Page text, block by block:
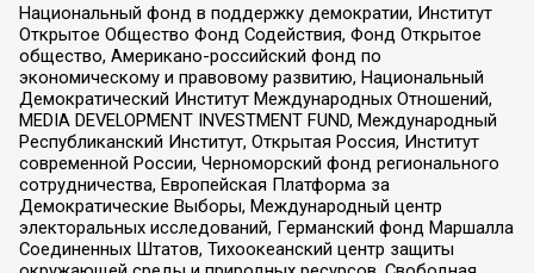
Национальный фонд в поддержку демократии, Институт
Открытое Общество Фонд Содействия, Фонд Открытое
общество, Американо-российский фонд по
экономическому и правовому развитию, Национальный
Демократический Институт Международных Отношений,
MEDIA DEVELOPMENT INVESTMENT FUND, Международный
Республиканский Институт, Открытая Россия, Институт
современной России, Черноморский фонд регионального
сотрудничества, Европейская Платформа за
Демократические Выборы, Международный центр
электоральных исследований, Германский фонд Маршалла
Соединенных Штатов, Тихоокеанский центр защиты